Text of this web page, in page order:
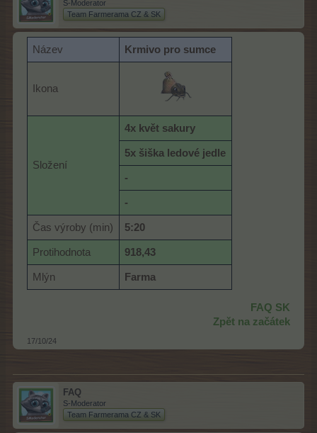
S-Moderator
Team Farmerama CZ & SK
Název Krmivo pro sumce
Ikona
Složení
4x květ sakury
5x šiška ledové jedle
-
-
Čas výroby (min) 5:20
Protihodnota 918,43
Mlýn Farma
FAQ SK
Zpět na začátek
17/10/24
FAQ
S-Moderator
Team Farmerama CZ & SK